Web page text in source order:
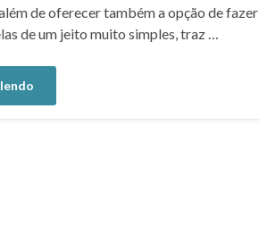
de oferecer também a opção de fazer
de um jeito muito simples, traz …